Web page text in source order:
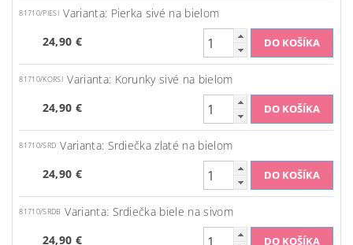
81710/PIESI Varianta: Pierka sivé na bielom
24,90 €
81710/KORSI Varianta: Korunky sivé na bielom
24,90 €
81710/SRD Varianta: Srdiečka zlaté na bielom
24,90 €
81710/SRDB Varianta: Srdiečka biele na sivom
24,90 €